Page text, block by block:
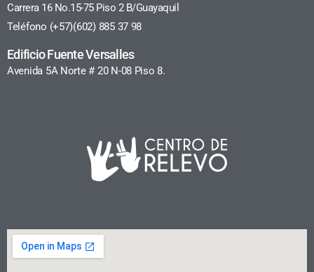
Carrera 16 No.15-75 Piso 2 B/Guayaquil
Teléfono (+57)(602) 885 37 98
Edificio Fuente Versalles
Avenida 5A Norte # 20 N-08 Piso 8.